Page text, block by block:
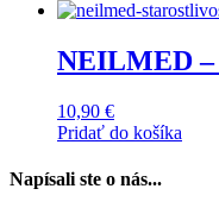
NEILMED –
10,90 €
Pridať do košíka
Napísali ste o nás...